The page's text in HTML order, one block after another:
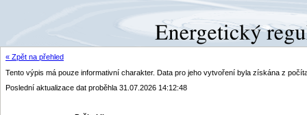
« Zpět na přehled
Tento výpis má pouze informativní charakter. Data pro jeho vytvoření byla získána z
Poslední aktualizace dat proběhla 31.07.2026 14:12:48